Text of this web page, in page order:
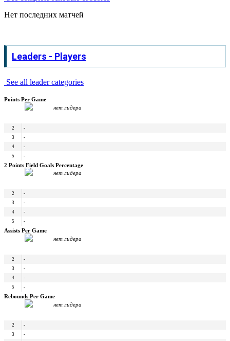
Нет последних матчей
Leaders - Players
See all leader categories
Points Per Game
нет лидера
2
-
3
-
4
-
5
-
2 Points Field Goals Percentage
нет лидера
2
-
3
-
4
-
5
-
Assists Per Game
нет лидера
2
-
3
-
4
-
5
-
Rebounds Per Game
нет лидера
2
-
3
-